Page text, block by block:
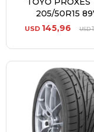
205/50R15
USD 145,96 USD